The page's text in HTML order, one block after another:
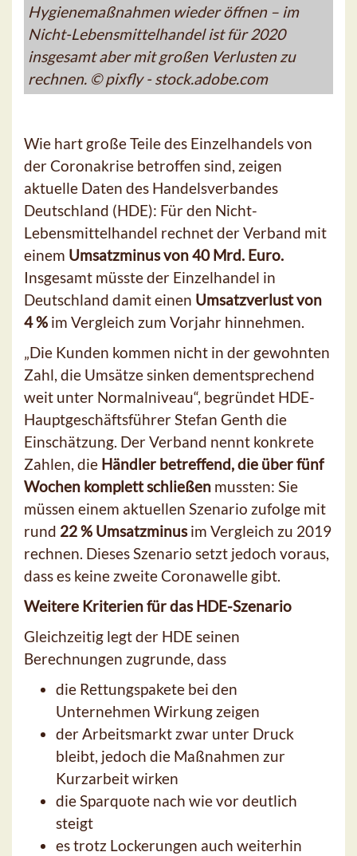
Hygienemaßnahmen wieder öffnen – im
Nicht-Lebensmittelhandel ist für 2020
insgesamt aber mit großen Verlusten zu
rechnen. © pixfly - stock.adobe.com
Wie hart große Teile des Einzelhandels von
der Coronakrise betroffen sind, zeigen
aktuelle Daten des Handelsverbandes
Deutschland (HDE): Für den Nicht-
Lebensmittelhandel rechnet der Verband mit
einem Umsatzminus von 40 Mrd. Euro.
Insgesamt müsste der Einzelhandel in
Deutschland damit einen Umsatzverlust von
4 % im Vergleich zum Vorjahr hinnehmen.
„Die Kunden kommen nicht in der gewohnten
Zahl, die Umsätze sinken dementsprechend
weit unter Normalniveau“, begründet HDE-
Hauptgeschäftsführer Stefan Genth die
Einschätzung. Der Verband nennt konkrete
Zahlen, die Händler betreffend, die über fünf
Wochen komplett schließen mussten: Sie
müssen einem aktuellen Szenario zufolge mit
rund 22 % Umsatzminusim Vergleich zu 2019
rechnen. Dieses Szenario setzt jedoch voraus,
dass es keine zweite Coronawelle gibt.
Weitere Kriterien für das HDE-Szenario
Gleichzeitig legt der HDE seinen
Berechnungen zugrunde, dass
die Rettungspakete bei den
Unternehmen Wirkung zeigen
der Arbeitsmarkt zwar unter Druck
bleibt, jedoch die Maßnahmen zur
Kurzarbeit wirken
die Sparquote nach wie vor deutlich
steigt
es trotz Lockerungen auch weiterhin